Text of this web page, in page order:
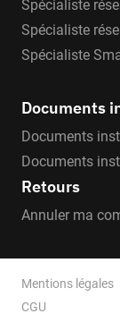
Spécialiste
Spécialiste
Spécialiste
Documents
Documents
Documents
Retours
Annuler ma
Mentions légales
CGU